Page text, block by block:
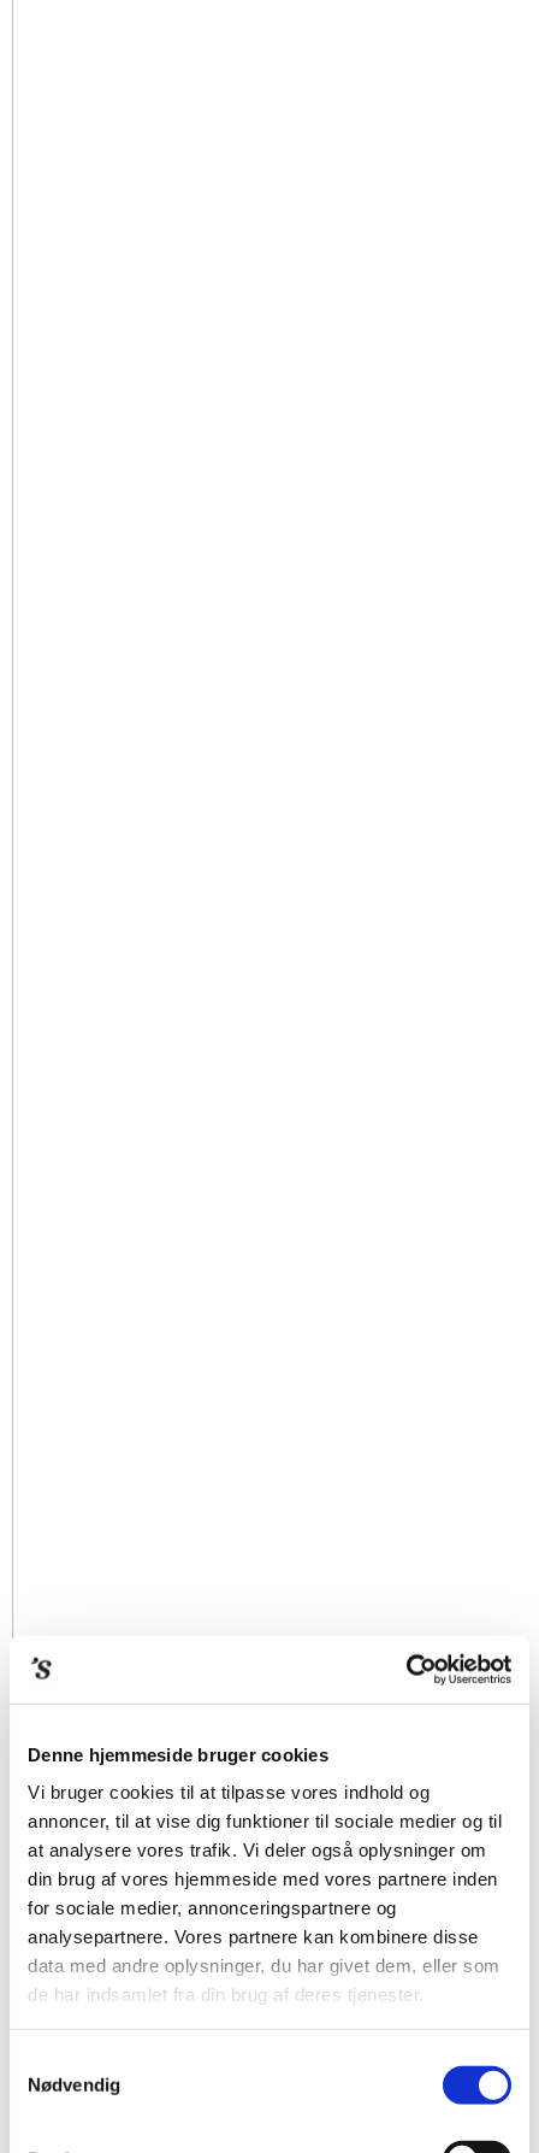
Denne hjemmeside bruger cookies
Vi bruger cookies til at tilpasse vores indhold og
annoncer, til at vise dig funktioner til sociale medier og til
at analysere vores trafik. Vi deler også oplysninger om
din brug af vores hjemmeside med vores partnere inden
for sociale medier, annonceringspartnere og
analysepartnere. Vores partnere kan kombinere disse
data med andre oplysninger, du har givet dem, eller som
de har indsamlet fra din brug af deres tjenester.
Nødvendig